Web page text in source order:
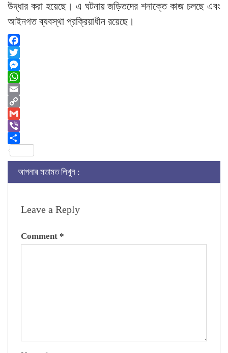
উদ্ধার করা হয়েছে। এ ঘটনায় জড়িতদের শনাক্তে কাজ চলছে এবং
আইনগত ব্যবস্থা প্রক্রিয়াধীন রয়েছে।
Facebook
Twitter
Messenger
WhatsApp
Email
Copy
Link
Gmail
Viber
আপনার মতামত লিখুন :
Leave a Reply
Comment *